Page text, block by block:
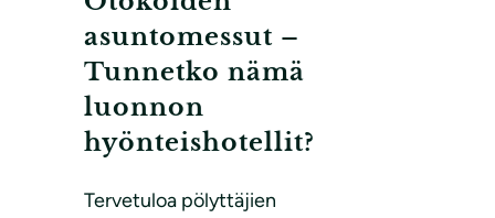
asuntomessut –
Tunnetko nämä
luonnon
hyönteishotellit?
Tervetuloa pölyttäjien